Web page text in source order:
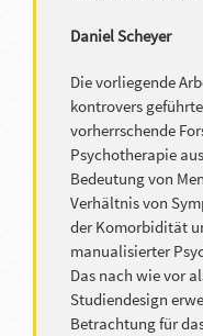
Daniel Scheyer
Die vorliegende
kontrovers
vorherrschende
Psychotherapie
Bedeutung von
Verhältnis von
der Komorbidität
manualisierter
Das nach wie vor
Studiendesign
Betrachtung für